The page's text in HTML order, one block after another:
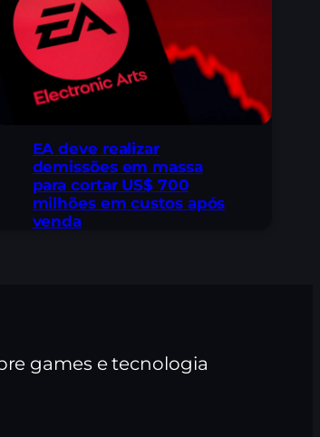
EA deve realizar
demissões em massa
para cortar US$ 700
milhões em custos após
venda
games e tecnologia